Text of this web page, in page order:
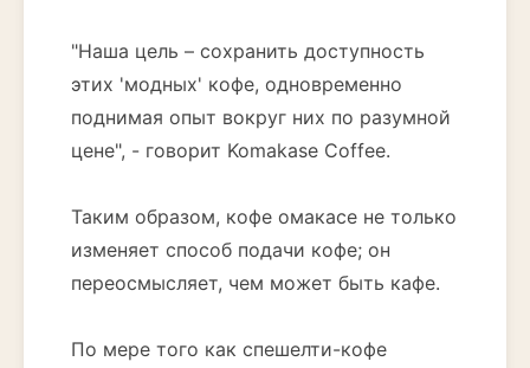
"Наша цель – сохранить доступность
этих 'модных' кофе, одновременно
поднимая опыт вокруг них по разумной
цене", - говорит Komakase Coffee.
Таким образом, кофе омакасе не только
изменяет способ подачи кофе; он
переосмысляет, чем может быть кафе.
По мере того как спешелти-кофе